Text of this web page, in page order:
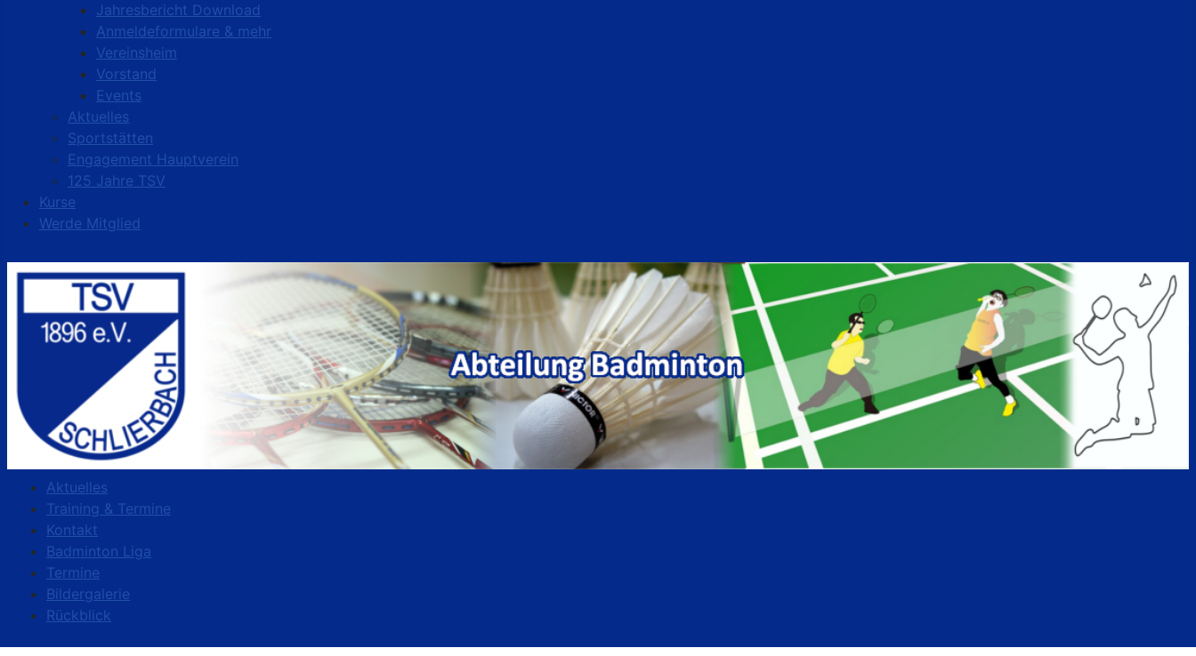
Jahresbericht Download
Anmeldeformulare & mehr
Vereinsheim
Vorstand
Events
Aktuelles
Sportstätten
Engagement Hauptverein
125 Jahre TSV
Kurse
Werde Mitglied
Aktuelles
Training & Termine
Kontakt
Badminton Liga
Termine
Bildergalerie
Rückblick